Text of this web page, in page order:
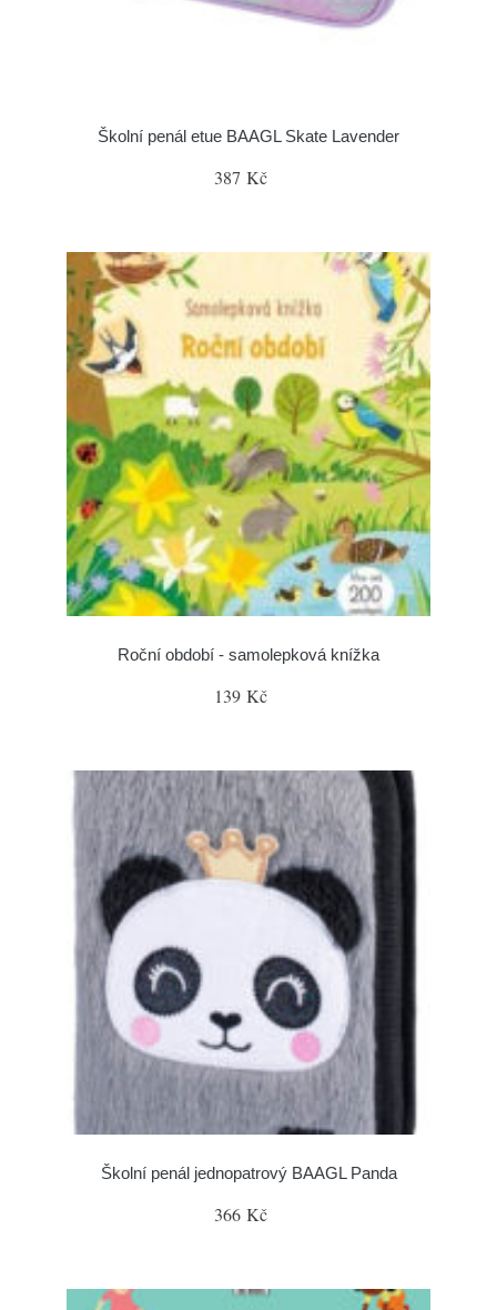
Školní penál etue BAAGL Skate Lavender
387 Kč
Roční období - samolepková knížka
139 Kč
Školní penál jednopatrový BAAGL Panda
366 Kč